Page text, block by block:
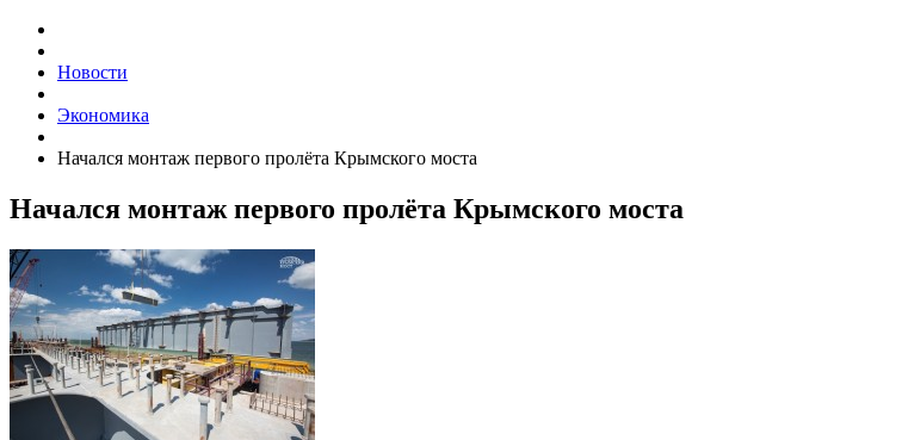
Новости
Экономика
Начался монтаж первого пролёта Крымского моста
Начался монтаж первого пролёта Крымского моста